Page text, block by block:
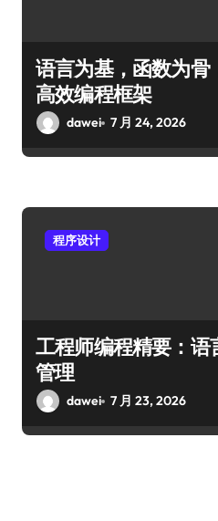
语言为基，函数为骨
高效编程框架
dawei 7 月 24, 2026
程序设计
工程师编程精要：语
管理
dawei 7 月 23, 2026